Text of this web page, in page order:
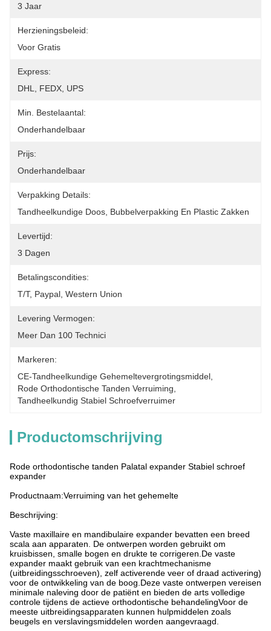
3 Jaar
Herzieningsbeleid:
Voor Gratis
Express:
DHL, FEDX, UPS
Min. Bestelaantal:
Onderhandelbaar
Prijs:
Onderhandelbaar
Verpakking Details:
Tandheelkundige Doos, Bubbelverpakking En Plastic Zakken
Levertijd:
3 Dagen
Betalingscondities:
T/T, Paypal, Western Union
Levering Vermogen:
Meer Dan 100 Technici
Markeren:
CE-Tandheelkundige Gehemeltevergrotingsmiddel
Rode Orthodontische Tanden Verruiming
Tandheelkundig Stabiel Schroefverruimer
Productomschrijving
Rode orthodontische tanden Palatal expander Stabiel schroef
expander
Productnaam:Verruiming van het gehemelte
Beschrijving:
Vaste maxillaire en mandibulaire expander bevatten een breed
scala aan apparaten. De ontwerpen worden gebruikt om
kruisbissen, smalle bogen en drukte te corrigeren.De vaste
expander maakt gebruik van een krachtmechanisme
(uitbreidingsschroeven), zelf activerende veer of draad activering)
voor de ontwikkeling van de boog.Deze vaste ontwerpen vereisen
minimale naleving door de patiënt en bieden de arts volledige
controle tijdens de actieve orthodontische behandelingVoor de
meeste uitbreidingsapparaten kunnen hulpmiddelen zoals
beugels en verslavingsmiddelen worden aangevraagd.